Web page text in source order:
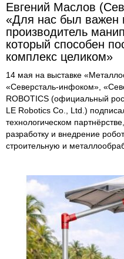
Евгений Маслов
«Для нас был важен
производитель
который способен
комплекс целиком»
14 мая на выставке
«Северсталь-инфоком»,
ROBOTICS (официальный
LE Robotics Co., Ltd.)
технологическом
разработку и внедрение
строительную и